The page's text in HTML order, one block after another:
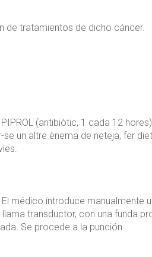
de tratamientos de dicho cáncer.
(antibiòtic, 1 cada 12
un altre ènema de neteja, fer
médico introduce manualmente
transductor, con una funda
Se procede a la punción.